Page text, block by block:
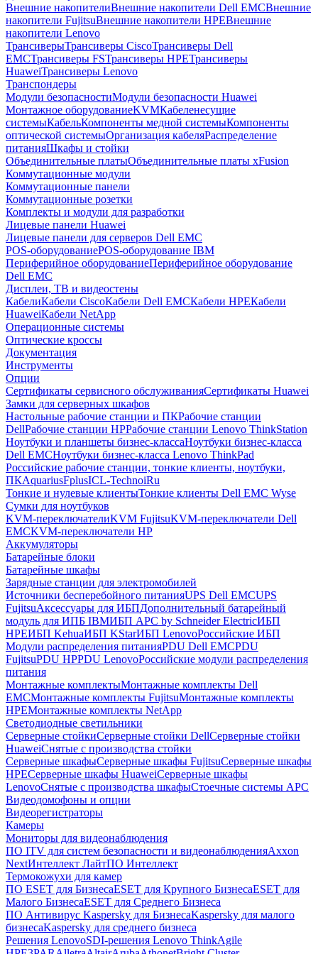
Внешние накопителиВнешние накопители Dell EMCВнешние
накопители FujitsuВнешние накопители HPEВнешние
накопители Lenovo
ТрансиверыТрансиверы CiscoТрансиверы Dell
EMCТрансиверы FSТрансиверы HPEТрансиверы
HuaweiТрансиверы Lenovo
Транспондеры
Модули безопасностиМодули безопасности Huawei
Монтажное оборудованиеKVMКабеленесущие
системыКабельКомпоненты медной системыКомпоненты
оптической системыОрганизация кабеляРаспределение
питанияШкафы и стойки
Объединительные платыОбъединительные платы xFusion
Коммутационные модули
Коммутационные панели
Коммутационные розетки
Комплекты и модули для разработки
Лицевые панели Huawei
Лицевые панели для серверов Dell EMC
POS-оборудованиеPOS-оборудование IBM
Периферийное оборудованиеПериферийное оборудование
Dell EMC
Дисплеи, ТВ и видеостены
КабелиКабели CiscoКабели Dell EMCКабели HPEКабели
HuaweiКабели NetApp
Операционные системы
Оптические кроссы
Документация
Инструменты
Опции
Сертификаты сервисного обслуживанияСертификаты Huawei
Замки для серверных шкафов
Настольные рабочие станции и ПКРабочие станции
DellРабочие станции HPРабочие станции Lenovo ThinkStation
Ноутбуки и планшеты бизнес-классаНоутбуки бизнес-класса
Dell EMCНоутбуки бизнес-класса Lenovo ThinkPad
Российские рабочие станции, тонкие клиенты, ноутбуки,
ПКAquariusFplusICL-TechnoiRu
Тонкие и нулевые клиентыТонкие клиенты Dell EMC Wyse
Сумки для ноутбуков
KVM-переключателиKVM FujitsuKVM-переключатели Dell
EMCKVM-переключатели HP
Аккумуляторы
Батарейные блоки
Батарейные шкафы
Зарядные станции для электромобилей
Источники бесперебойного питанияUPS Dell EMCUPS
FujitsuАксессуары для ИБПДополнительный батарейный
модуль для ИПБ IBMИБП APC by Schneider ElectricИБП
HPEИБП KehuaИБП KStarИБП LenovoРоссийские ИБП
Модули распределения питанияPDU Dell EMCPDU
FujitsuPDU HPPDU LenovoРоссийские модули распределения
питания
Монтажные комплектыМонтажные комплекты Dell
EMCМонтажные комплекты FujitsuМонтажные комплекты
HPEМонтажные комплекты NetApp
Светодиодные светильники
Серверные стойкиСерверные стойки DellСерверные стойки
HuaweiСнятые с производства стойки
Серверные шкафыСерверные шкафы FujitsuСерверные шкафы
HPEСерверные шкафы HuaweiСерверные шкафы
LenovoСнятые с производства шкафыСтоечные системы APC
Видеодомофоны и опции
Видеорегистраторы
Камеры
Мониторы для видеонаблюдения
ПО ITV для систем безопасности и видеонаблюденияAxxon
NextИнтеллект ЛайтПО Интеллект
Термокожухи для камер
ПО ESET для БизнесаESET для Крупного БизнесаESET для
Малого БизнесаESET для Среднего Бизнеса
ПО Антивирус Kaspersky для БизнесаKaspersky для малого
бизнесаKaspersky для среднего бизнеса
Решения LenovoSDI-решения Lenovo ThinkAgile